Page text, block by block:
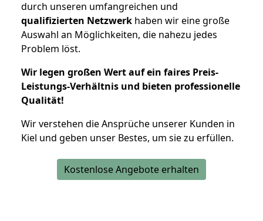
durch unseren umfangreichen und
qualifizierten Netzwerk haben wir eine große
Auswahl an Möglichkeiten, die nahezu jedes
Problem löst.
Wir legen großen Wert auf ein faires Preis-
Leistungs-Verhältnis und bieten professionelle
Qualität!
Wir verstehen die Ansprüche unserer Kunden in
Kiel und geben unser Bestes, um sie zu erfüllen.
Kostenlose Angebote erhalten